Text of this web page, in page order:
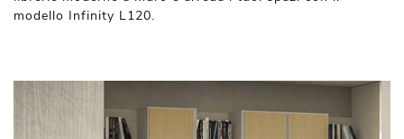
modello Infinity L120.